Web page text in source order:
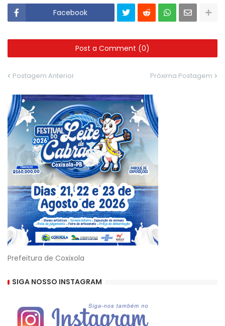
Facebook
Post a Comment (0)
Postagem Anterior Próxima Postagem
Prefeitura de Coxixola
SIGA NOSSO INSTAGRAM